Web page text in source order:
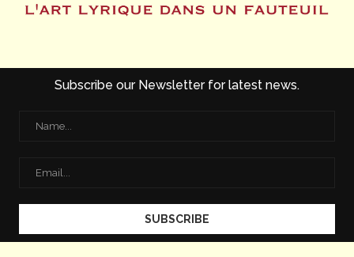
Subscribe our Newsletter for latest news.